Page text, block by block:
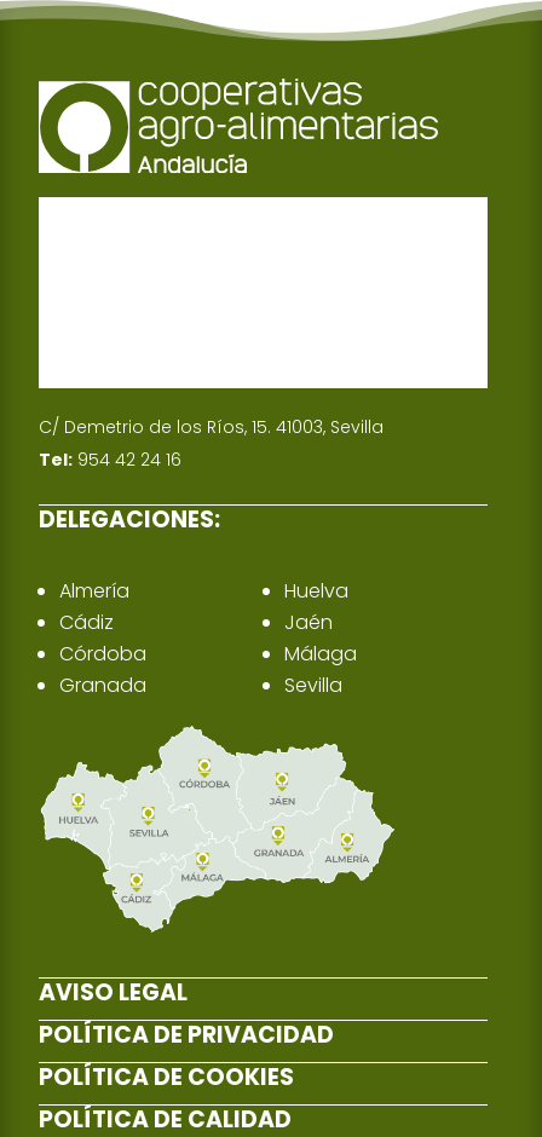
C/ Demetrio de los Ríos, 15. 41003, Sevilla
Tel: 954 42 24 16
DELEGACIONES:
Almería
Cádiz
Córdoba
Granada
Huelva
Jaén
Málaga
Sevilla
AVISO LEGAL
POLÍTICA DE PRIVACIDAD
POLÍTICA DE COOKIES
POLÍTICA DE CALIDAD